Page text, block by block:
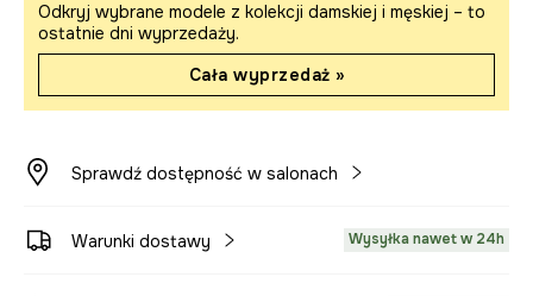
Odkryj wybrane modele z kolekcji damskiej i męskiej – to
ostatnie dni wyprzedaży.
Cała wyprzedaż »
Sprawdź dostępność w salonach
Warunki dostawy Wysyłka nawet w 24h